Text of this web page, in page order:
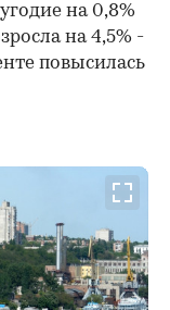
на 0,8%
на 4,5% -
повысилась